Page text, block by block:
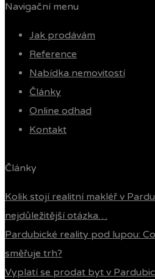
Navigační menu
Jak prodávám
Reference
Nabídka nemovitostí
Články
Online odhad
Kontakt
Články
Kolik stojí realitní makléř v
nejdůležitější otázka…
Pardubické reality pod lupou:
směřuje trh?
Vyplatí se prodat byt v